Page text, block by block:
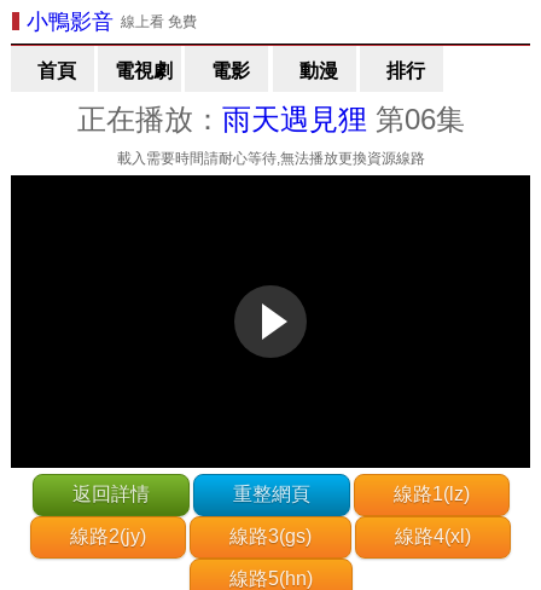
小鴨影音線上看 免費
首頁 電視劇 電影 動漫 排行
正在播放： 雨天遇見狸 第06集
載入需要時間請耐心等待,無法播放更換資源線路
返回詳情 重整網頁 線路1(lz)
線路2(jy) 線路3(gs) 線路4(xl)
線路5(hn)